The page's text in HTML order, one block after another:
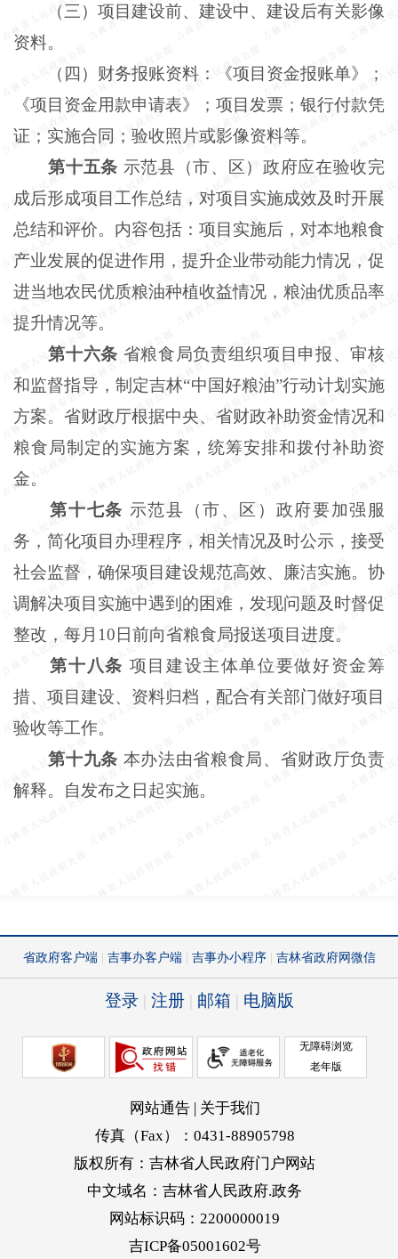
（三）项目建设前、建设中、建设后有关影像
资料。
（四）财务报账资料：《项目资金报账单》；
《项目资金用款申请表》；项目发票；银行付款凭
证；实施合同；验收照片或影像资料等。
第十五条 示范县（市、区）政府应在验收完
成后形成项目工作总结，对项目实施成效及时开展
总结和评价。内容包括：项目实施后，对本地粮食
产业发展的促进作用，提升企业带动能力情况，促
进当地农民优质粮油种植收益情况，粮油优质品率
提升情况等。
第十六条 省粮食局负责组织项目申报、审核
和监督指导，制定吉林“中国好粮油”行动计划实施
方案。省财政厅根据中央、省财政补助资金情况和
粮食局制定的实施方案，统筹安排和拨付补助资
金。
第十七条 示范县（市、区）政府要加强服
务，简化项目办理程序，相关情况及时公示，接受
社会监督，确保项目建设规范高效、廉洁实施。协
调解决项目实施中遇到的困难，发现问题及时督促
整改，每月 10日前向省粮食局报送项目进度。
第十八条 项目建设主体单位要做好资金筹
措、项目建设、资料归档，配合有关部门做好项目
验收等工作。
第十九条 本办法由省粮食局、省财政厅负责
解释。自发布之日起实施。